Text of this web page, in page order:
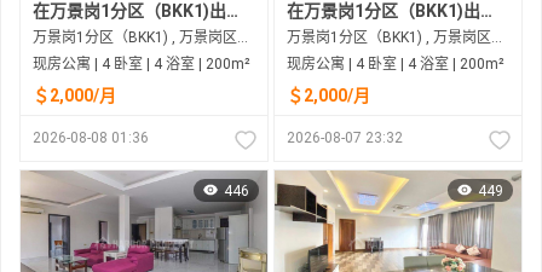
在万景岗1分区（BKK1)出租的现房公寓
万景岗1分区（BKK1) , 万景岗区（BKK) , 金边市
现房公寓 | 4 卧室 | 4 浴室 | 200m²
＄2,000/月
2026-08-08 01:36
在万景岗1分区（BKK1)出租的现房公寓
万景岗1分区（BKK1) , 万景岗区（BKK) , 金边市
现房公寓 | 4 卧室 | 4 浴室 | 200m²
＄2,000/月
2026-08-07 23:32
446 449